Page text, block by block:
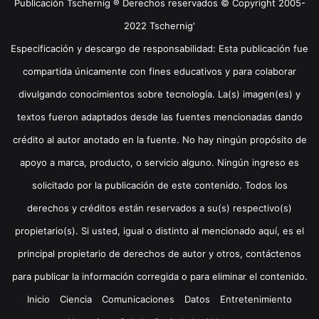
Publicación Tschernig ® Derechos reservados © Copyright 2005-
2022 Tschernig'
Especificación y descargo de responsabilidad: Esta publicación fue
compartida únicamente con fines educativos y para colaborar
divulgando conocimientos sobre tecnología. La(s) imagen(es) y
textos fueron adaptados desde las fuentes mencionadas dando
crédito al autor anotado en la fuente. No hay ningún propósito de
apoyo a marca, producto, o servicio alguno. Ningún ingreso es
solicitado por la publicación de este contenido. Todos los
derechos y créditos están reservados a su(s) respectivo(s)
propietario(s). Si usted, igual o distinto al mencionado aquí, es el
principal propietario de derechos de autor y otros, contáctenos
para publicar la información corregida o para eliminar el contenido.
Inicio
Ciencia Comunicaciones Datos
Entretenimiento